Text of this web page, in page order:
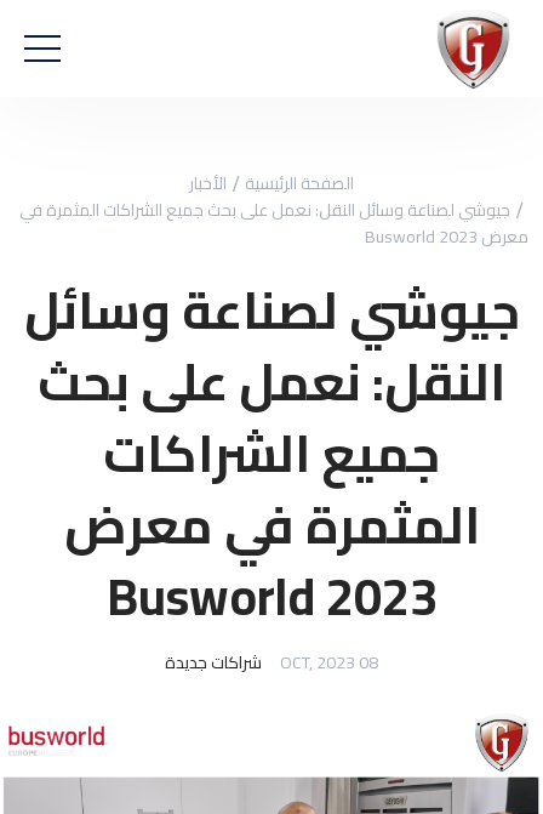
الصفحة الرئيسية
الأخبار
جيوشي لصناعة وسائل النقل: نعمل على بحث جميع الشراكات المثمرة في
معرض Busworld 2023
جيوشي لصناعة وسائل
النقل: نعمل على بحث
جميع الشراكات
المثمرة في معرض
Busworld 2023
08 OCT, 2023 شراكات جديدة